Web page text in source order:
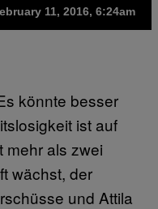
11, 2016, 6:24am
könnte besser
ist auf
mehr als zwei
wächst, der
und Attila